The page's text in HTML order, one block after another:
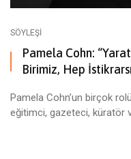
SÖYLEŞI
Pamela Cohn:
Birimiz, Hep
Pamela Cohn’un birçok
eğitimci, gazeteci, küratör